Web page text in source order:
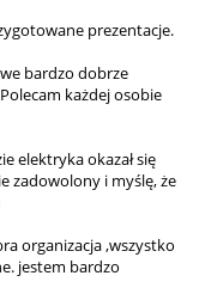
prezentacje.
bardzo dobrze
każdej osobie
elektryka okazał się
zadowolony i myślę, że
organizacja ,wszystko
jestem bardzo